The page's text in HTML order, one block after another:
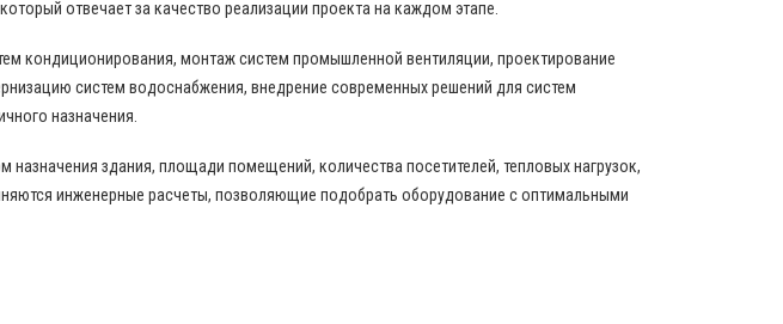
отвечает за качество реализации проекта на каждом этапе.
кондиционирования, монтаж систем промышленной вентиляции, проектирование
систем водоснабжения, внедрение современных решений для систем
назначения.
здания, площади помещений, количества посетителей, тепловых нагрузок,
инженерные расчеты, позволяющие подобрать оборудование с оптимальными